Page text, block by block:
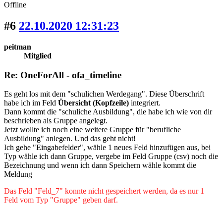
Offline
#6 22.10.2020 12:31:23
peitman
Mitglied
Re: OneForAll - ofa_timeline
Es geht los mit dem "schulichen Werdegang". Diese Überschrift
habe ich im Feld Übersicht (Kopfzeile) integriert.
Dann kommt die "schuliche Ausbildung", die habe ich wie von dir
beschrieben als Gruppe angelegt.
Jetzt wollte ich noch eine weitere Gruppe für "berufliche
Ausbildung" anlegen. Und das geht nicht!
Ich gehe "Eingabefelder", wähle 1 neues Feld hinzufügen aus, bei
Typ wähle ich dann Gruppe, vergebe im Feld Gruppe (csv) noch die
Bezeichnung und wenn ich dann Speichern wähle kommt die
Meldung
Das Feld "Feld_7" konnte nicht gespeichert werden, da es nur 1
Feld vom Typ "Gruppe" geben darf.